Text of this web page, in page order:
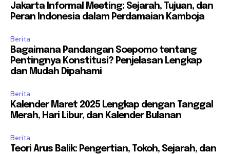
Jakarta Informal Meeting: Sejarah, Tujuan, dan
Peran Indonesia dalam Perdamaian Kamboja
Berita
Bagaimana Pandangan Soepomo tentang
Pentingnya Konstitusi? Penjelasan Lengkap
dan Mudah Dipahami
Berita
Kalender Maret 2025 Lengkap dengan Tanggal
Merah, Hari Libur, dan Kalender Bulanan
Berita
Teori Arus Balik: Pengertian, Tokoh, Sejarah, dan